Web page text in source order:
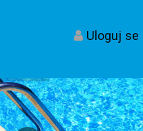
Uloguj se